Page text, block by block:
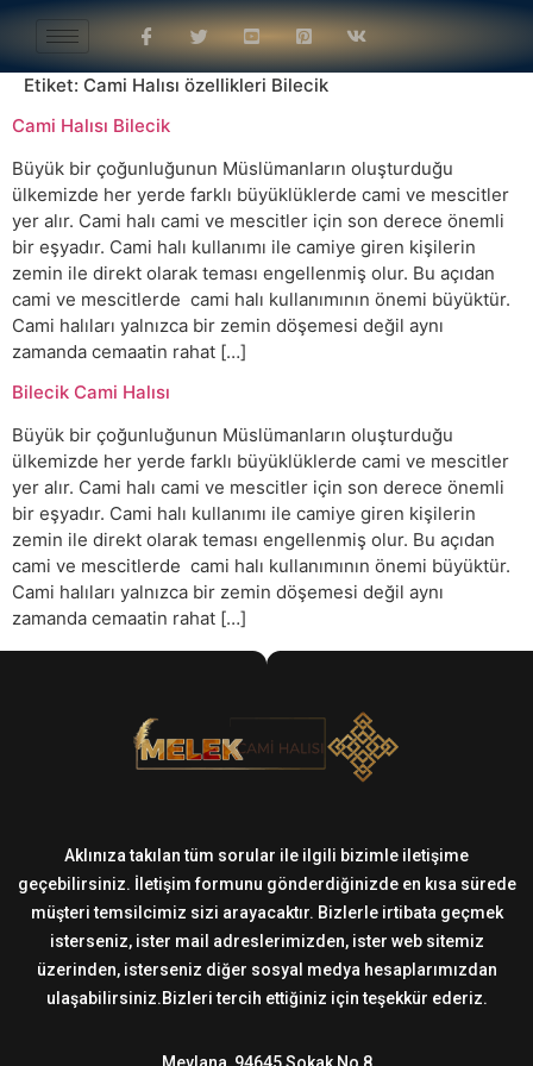
Etiket: Cami Halısı özellikleri Bilecik
Cami Halısı Bilecik
Büyük bir çoğunluğunun Müslümanların oluşturduğu
ülkemizde her yerde farklı büyüklüklerde cami ve mescitler
yer alır. Cami halı cami ve mescitler için son derece önemli
bir eşyadır. Cami halı kullanımı ile camiye giren kişilerin
zemin ile direkt olarak teması engellenmiş olur. Bu açıdan
cami ve mescitlerde cami halı kullanımının önemi büyüktür.
Cami halıları yalnızca bir zemin döşemesi değil aynı
zamanda cemaatin rahat […]
Bilecik Cami Halısı
Büyük bir çoğunluğunun Müslümanların oluşturduğu
ülkemizde her yerde farklı büyüklüklerde cami ve mescitler
yer alır. Cami halı cami ve mescitler için son derece önemli
bir eşyadır. Cami halı kullanımı ile camiye giren kişilerin
zemin ile direkt olarak teması engellenmiş olur. Bu açıdan
cami ve mescitlerde cami halı kullanımının önemi büyüktür.
Cami halıları yalnızca bir zemin döşemesi değil aynı
zamanda cemaatin rahat […]
Aklınıza takılan tüm sorular ile ilgili bizimle iletişime
geçebilirsiniz. İletişim formunu gönderdiğinizde en kısa sürede
müşteri temsilcimiz sizi arayacaktır. Bizlerle irtibata geçmek
isterseniz, ister mail adreslerimizden, ister web sitemiz
üzerinden, isterseniz diğer sosyal medya hesaplarımızdan
ulaşabilirsiniz.Bizleri tercih ettiğiniz için teşekkür ederiz.